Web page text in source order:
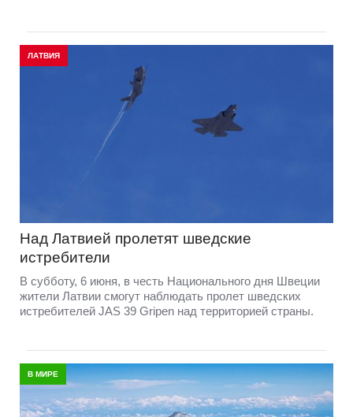
ЛАТВИЯ
Над Латвией пролетят шведские
истребители
В субботу, 6 июня, в честь Национального дня Швеции
жители Латвии смогут наблюдать пролет шведских
истребителей JAS 39 Gripen над территорией страны.
В МИРЕ